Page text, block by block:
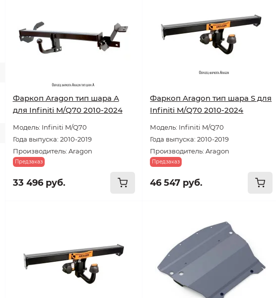
Фаркоп Aragon тип шара A
для Infiniti M/Q70 2010-2024
Модель: Infiniti M/Q70
Года выпуска: 2010-2019
Производитель: Aragon
Предзаказ
33 496 руб.
Фаркоп Aragon тип шара S для
Infiniti M/Q70 2010-2024
Модель: Infiniti M/Q70
Года выпуска: 2010-2019
Производитель: Aragon
Предзаказ
46 547 руб.